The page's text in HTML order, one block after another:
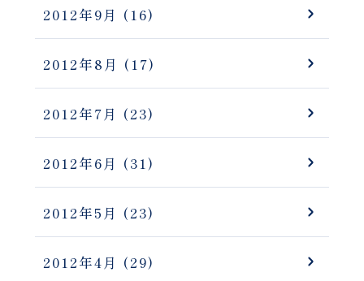
2012年9月 (16)
2012年8月 (17)
2012年7月 (23)
2012年6月 (31)
2012年5月 (23)
2012年4月 (29)